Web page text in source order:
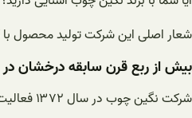
شعار اصلی این شرکت تولید
بیش از ربع قرن سابقه درخشان
شرکت نگین چوب در سال ۱۳۷۲ فعالیت خود را در زمینه تولید انواع مصنوعات چوبی آغاز نموده است. فعالیت